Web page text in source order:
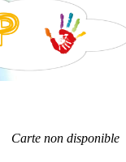
Carte non disponible